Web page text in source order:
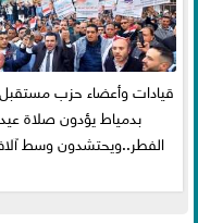
قيادات وأعضاء حزب
بدمياط يؤدون صلاة عيد
الفطر..ويحتشدون وسط